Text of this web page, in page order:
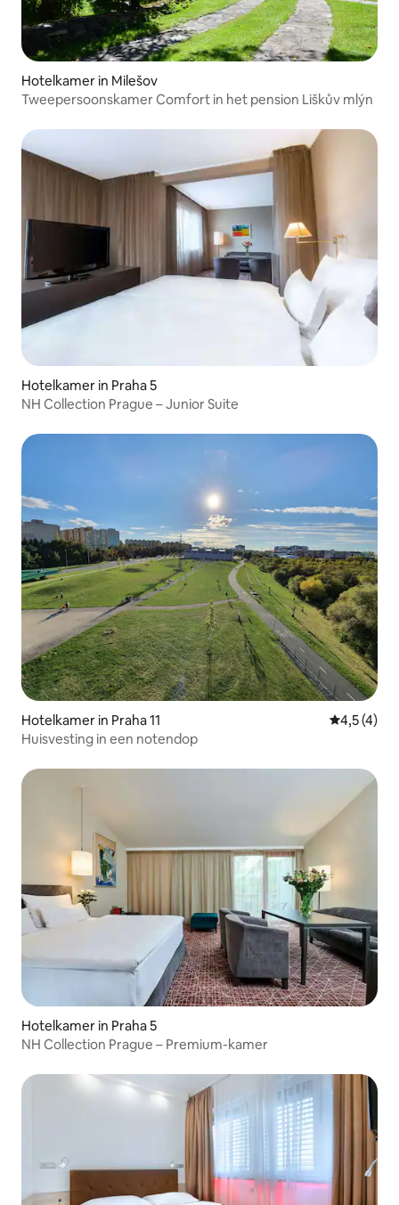
Hotelkamer in Milešov
Tweepersoonskamer Comfort in het pension Liškův mlýn
Hotelkamer in Praha 5
NH Collection Prague – Junior Suite
Hotelkamer in Praha 11
4,5 (4)
Huisvesting in een notendop
Hotelkamer in Praha 5
NH Collection Prague – Premium-kamer